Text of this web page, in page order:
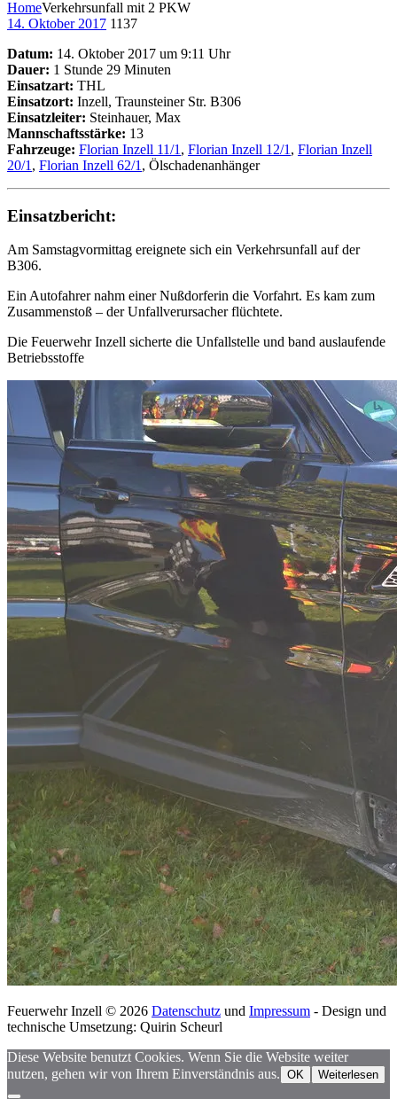
HomeVerkehrsunfall mit 2 PKW
14. Oktober 2017 1137
Datum: 14. Oktober 2017 um 9:11 Uhr
Dauer: 1 Stunde 29 Minuten
Einsatzart: THL
Einsatzort: Inzell, Traunsteiner Str. B306
Einsatzleiter: Steinhauer, Max
Mannschaftsstärke: 13
Fahrzeuge: Florian Inzell 11/1 , Florian Inzell 12/1 , Florian Inzell
20/1 , Florian Inzell 62/1 , Ölschadenanhänger
Einsatzbericht:
Am Samstagvormittag ereignete sich ein Verkehrsunfall auf der
B306.
Ein Autofahrer nahm einer Nußdorferin die Vorfahrt. Es kam zum
Zusammenstoß – der Unfallverursacher flüchtete.
Die Feuerwehr Inzell sicherte die Unfallstelle und band auslaufende
Betriebsstoffe
Feuerwehr Inzell © 2026 Datenschutz und Impressum - Design und
technische Umsetzung: Quirin Scheurl
Diese Website benutzt Cookies. Wenn Sie die Website weiter
nutzen, gehen wir von Ihrem Einverständnis aus. OK Weiterlesen